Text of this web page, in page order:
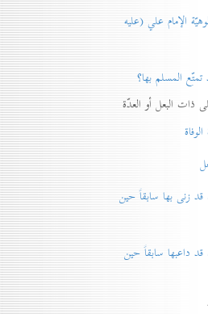
الإمام علي (عليه
المسلم بها؟
البعل أو العدّة
بها سابقاً حين
سابقاً حين